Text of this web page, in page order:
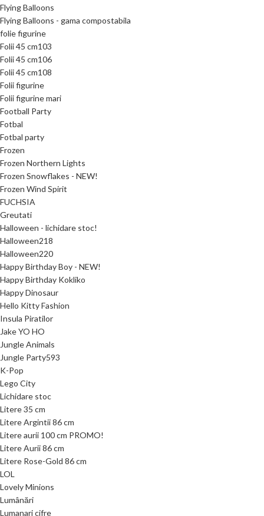
Flying Balloons
Flying Balloons - gama compostabila
folie figurine
Folii 45 cm103
Folii 45 cm106
Folii 45 cm108
Folii figurine
Folii figurine mari
Football Party
Fotbal
Fotbal party
Frozen
Frozen Northern Lights
Frozen Snowflakes - NEW!
Frozen Wind Spirit
FUCHSIA
Greutati
Halloween - lichidare stoc!
Halloween218
Halloween220
Happy Birthday Boy - NEW!
Happy Birthday Kokliko
Happy Dinosaur
Hello Kitty Fashion
Insula Piratilor
Jake YO HO
Jungle Animals
Jungle Party593
K-Pop
Lego City
Lichidare stoc
Litere 35 cm
Litere Argintii 86 cm
Litere aurii 100 cm PROMO!
Litere Aurii 86 cm
Litere Rose-Gold 86 cm
LOL
Lovely Minions
Lumânări
Lumanari cifre